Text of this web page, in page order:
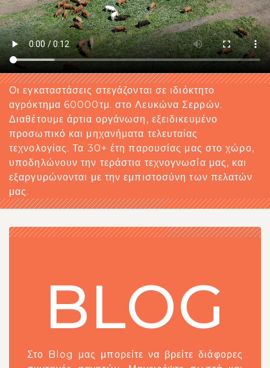
Οι εγκαταστάσεις στεγάζονται σε ιδιόκτητο
αγρόκτημα 60000τμ. στο Λευκώνα Σερρών.
Διαθέτουμε άρτια οργάνωση, εξειδικευμένο
προσωπικό και μηχανήματα τελευταίας
τεχνολογίας. Τα 30+ έτη παρουσίας μας στο χώρο,
υποδηλώνουν την τεράστια τεχνογνωσία μας, και
εξαργυρώνονται με την εμπιστοσύνη των πελατών
μας.
BLOG
Στο Blog μας μπορείτε να βρείτε διάφορες